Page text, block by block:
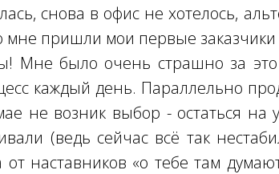
снова в офис не хотелось,
мне пришли мои первые
Мне было очень страшно за это
каждый день. Параллельно
не возник выбор - остаться на
(ведь сейчас всё так
от наставников «о тебе там